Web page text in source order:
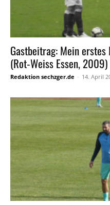
Gastbeitrag: Mein
(Rot-Weiss Essen, 2009)
Redaktion sechzger.de - 14. April